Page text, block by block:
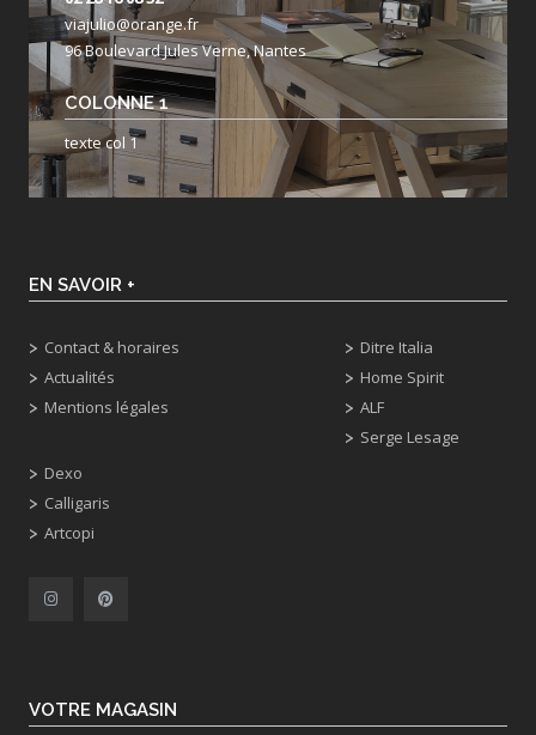
viajulio@orange.fr
96 Boulevard Jules Verne, Nantes
COLONNE 1
texte col 1
EN SAVOIR +
Contact & horaires
Actualités
Mentions légales
Dexo
Calligaris
Artcopi
Ditre Italia
Home Spirit
ALF
Serge Lesage
VOTRE MAGASIN